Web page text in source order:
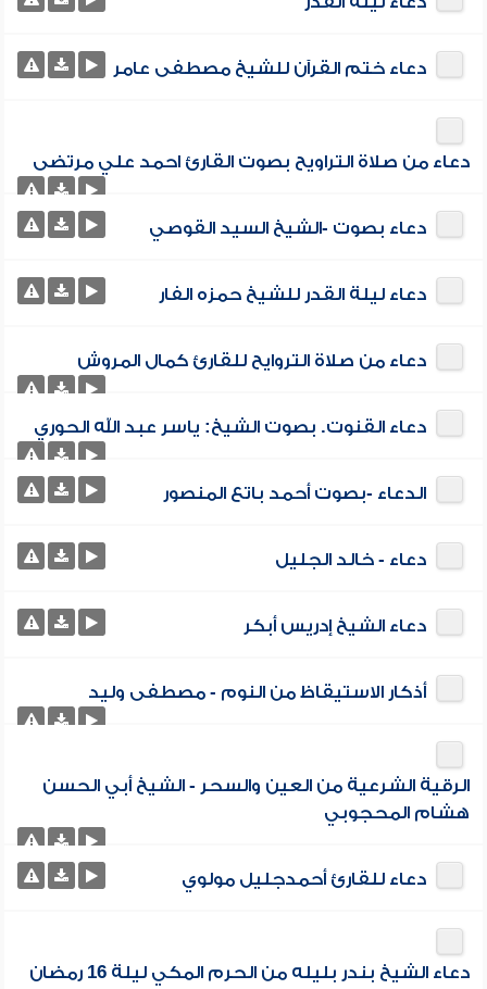
دعاء ختم القرآن للشيخ مصطفى عامر
دعاء من صلاة التراويح بصوت القارئ احمد علي مرتضى
دعاء بصوت -الشيخ السيد القوصي
دعاء ليلة القدر للشيخ حمزه الفار
دعاء من صلاة التروايح للقارئ كمال المروش
دعاء القنوت. بصوت الشيخ: ياسر عبد الله الحوري
الدعاء -بصوت أحمد باتع المنصور
دعاء - خالد الجليل
دعاء الشيخ إدريس أبكر
أذكار الاستيقاظ من النوم - مصطفى وليد
الرقية الشرعية من العين والسحر - الشيخ أبي الحسن
هشام المحجوبي
دعاء للقارئ أحمدجليل مولوي
دعاء الشيخ بندر بليله من الحرم المكي ليلة 16 رمضان